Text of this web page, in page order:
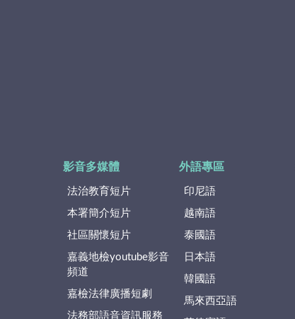
影音多媒體
法治教育短片
本署簡介短片
社區關懷短片
嘉義地檢youtube影音
頻道
嘉檢法律廣播短劇
法務部語音資訊服務
外語專區
印尼語
越南語
泰國語
日本語
韓國語
馬來西亞語